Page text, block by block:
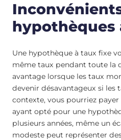
hypothèques
Une hypothèque à taux fixe
même taux pendant toute la
avantage lorsque les taux
devenir désavantageux si les
contexte, vous pourriez
ayant opté pour une
plusieurs années, même un
modeste peut représenter